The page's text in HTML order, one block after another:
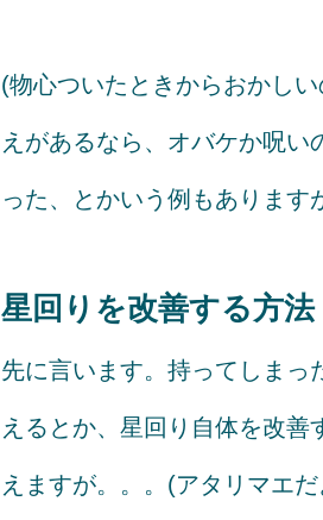
(物心ついたときからおかし
えがあるなら、オバケか呪い
った、とかいう例もあります
星回りを改善する方法
先に言います。持ってしまっ
えるとか、星回り自体を改
えますが。。。(アタリマエ